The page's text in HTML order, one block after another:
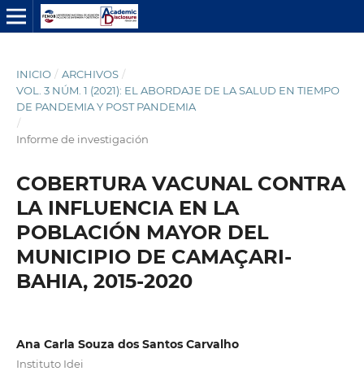
INICIO / ARCHIVOS /
VOL. 3 NÚM. 1 (2021): EL ABORDAJE DE LA SALUD EN TIEMPO
DE PANDEMIA Y POST PANDEMIA
/
Informe de investigación
COBERTURA VACUNAL CONTRA
LA INFLUENCIA EN LA
POBLACIÓN MAYOR DEL
MUNICIPIO DE CAMAÇARI-
BAHIA, 2015-2020
Ana Carla Souza dos Santos Carvalho
Instituto Idei